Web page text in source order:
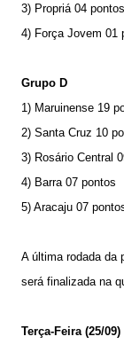
3) Propriá 04 pontos
4) Força Jovem 01
Grupo D
1) Maruinense 19
2) Santa Cruz 10
3) Rosário Central
4) Barra 07 pontos
5) Aracaju 07
A última rodada da
será finalizada na
Terça-Feira (25/09)